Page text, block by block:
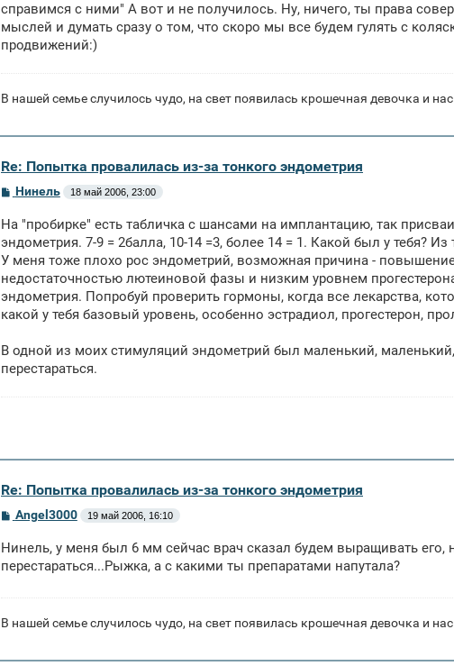
н
и
справимся с ними" А вот и не получилось. Ну, ничего, ты права
мыслей и думать сразу о том, что скоро мы все будем гулять с
продвижений:)
В нашей семье случилось чудо, на свет появилась крошечная девочка и нас
Re: Попытка провалилась из-за тонкого эндометрия
С
б
щ
е
н
и
Нинель 18 май 2006, 23:00
На "пробирке" есть табличка с шансами на имплантацию, так
эндометрия. 7-9 = 2балла, 10-14 =3, более 14 = 1. Какой был у тебя?
У меня тоже плохо рос эндометрий, возможная причина - повышение
недостаточностью лютеиновой фазы и низким уровнем
эндометрия. Попробуй проверить гормоны, когда все лекарства,
какой у тебя базовый уровень, особенно эстрадиол, прогестерон,
В одной из моих стимуляций эндометрий был маленький,
перестараться.
Re: Попытка провалилась из-за тонкого эндометрия
С
б
щ
Angel3000 19 май 2006, 16:10
Нинель, у меня был 6 мм сейчас врач сказал будем выращивать его,
перестараться...Рыжка, а с какими ты препаратами напутала?
В нашей семье случилось чудо, на свет появилась крошечная девочка и нас